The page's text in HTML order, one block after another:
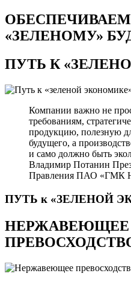
«ЗЕЛЕНОМУ»
ПУТЬ К
Компании важно не
требованиям,
продукцию, полезную
будущего, а
и само должно быть
Владимир Потанин
Правления ПАО «ГМК
ПУТЬ к «ЗЕЛЕНОЙ
НЕРЖАВЕЮЩЕЕ